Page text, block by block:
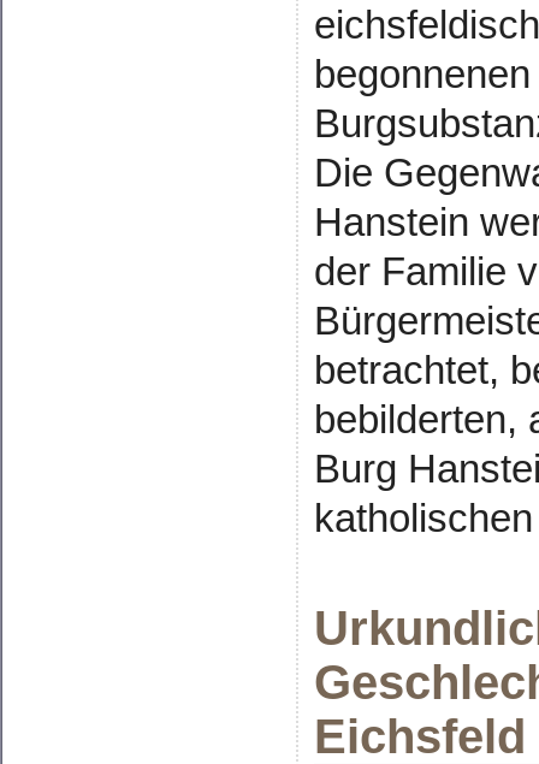
Die
Hanstein
der Familie
betrachtet,
bebilderten,
Burg
Eichsfeld